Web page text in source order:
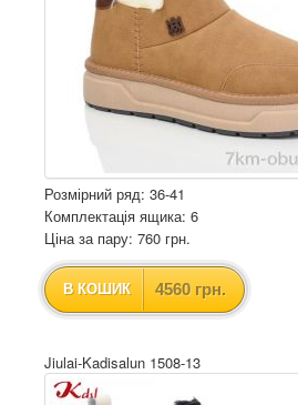
Розмірний ряд: 36-41
Комплектація ящика: 6
Ціна за пару: 760 грн.
В КОШИК 4560 грн.
Jiulai-Kadisalun 1508-13